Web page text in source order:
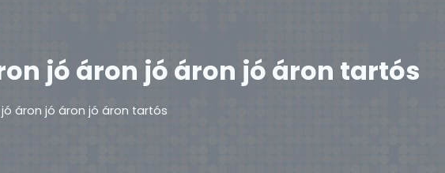
jó áron jó áron jó áron tartós
áron jó áron jó áron tartós